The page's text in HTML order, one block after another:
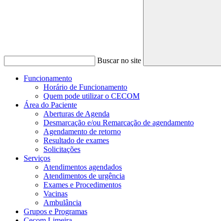
Buscar no site
Funcionamento
Horário de Funcionamento
Quem pode utilizar o CECOM
Área do Paciente
Aberturas de Agenda
Desmarcação e/ou Remarcação de agendamento
Agendamento de retorno
Resultado de exames
Solicitações
Serviços
Atendimentos agendados
Atendimentos de urgência
Exames e Procedimentos
Vacinas
Ambulância
Grupos e Programas